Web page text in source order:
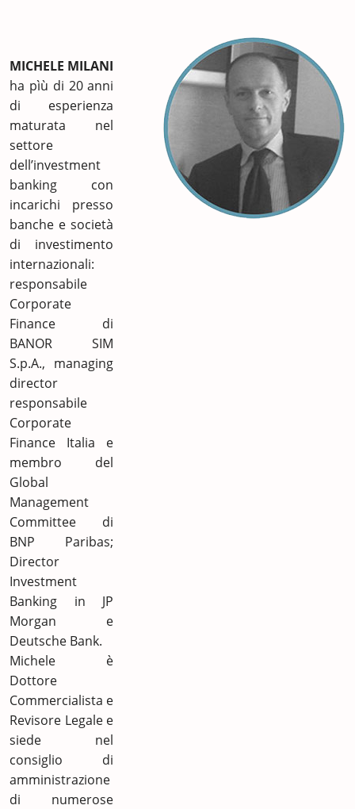
MICHELE MILANI
ha pìù di 20 anni
di esperienza
maturata nel
settore
dell’investment
banking con
incarichi presso
banche e società
di investimento
internazionali:
responsabile
Corporate
Finance di
BANOR SIM
S.p.A., managing
director
responsabile
Corporate
Finance Italia e
membro del
Global
Management
Committee di
BNP Paribas;
Director
Investment
Banking in JP
Morgan e
Deutsche Bank.
Michele è
Dottore
Commercialista e
Revisore Legale e
siede nel
consiglio di
amministrazione
di numerose